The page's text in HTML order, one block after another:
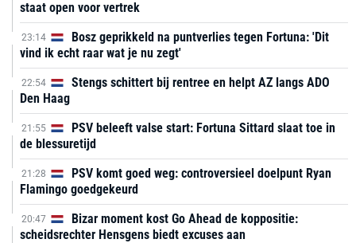
staat open voor vertrek
23:14
Bosz geprikkeld na puntverlies tegen Fortuna: 'Dit
vind ik echt raar wat je nu zegt'
22:54
Stengs schittert bij rentree en helpt AZ langs ADO
Den Haag
21:55
PSV beleeft valse start: Fortuna Sittard slaat toe in
de blessuretijd
21:28
PSV komt goed weg: controversieel doelpunt Ryan
Flamingo goedgekeurd
20:47
Bizar moment kost Go Ahead de koppositie:
scheidsrechter Hensgens biedt excuses aan